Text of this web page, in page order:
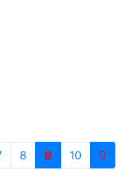
8 9 10